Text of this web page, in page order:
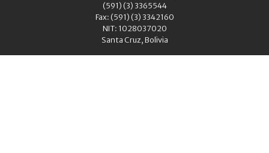
(591) (3) 3365544
Fax: (591) (3) 3342160
NIT: 1028037020
Santa Cruz, Bolivia